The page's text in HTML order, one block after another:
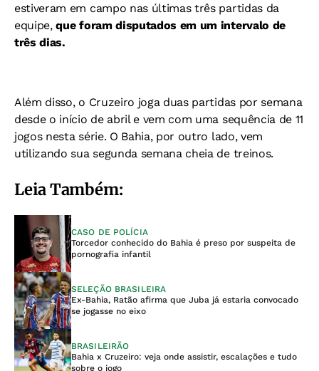
estiveram em campo nas últimas três partidas da
equipe,que foram disputados em um intervalo de
três dias.
Além disso, o Cruzeiro joga duas partidas por semana
desde o início de abril e vem com uma sequência de 11
jogos nesta série. O Bahia, por outro lado, vem
utilizando sua segunda semana cheia de treinos.
Leia Também:
CASO DE POLÍCIA
Torcedor conhecido do Bahia é preso por suspeita de
pornografia infantil
SELEÇÃO BRASILEIRA
Ex-Bahia, Ratão afirma que Juba já estaria convocado
se jogasse no eixo
BRASILEIRÃO
Bahia x Cruzeiro: veja onde assistir, escalações e tudo
sobre o jogo